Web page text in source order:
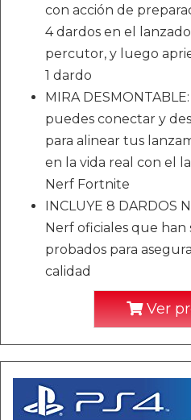
con acción de
4 dardos en el
percutor, y luego
1 dardo
MIRA
puedes conectar y
para alinear tus
en la vida real con el
Nerf Fortnite
INCLUYE 8 DARDOS
Nerf oficiales que han
probados para
calidad
Ver